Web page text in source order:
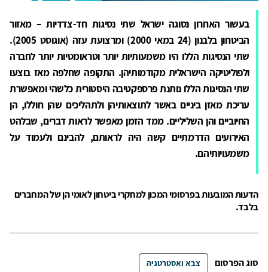
בעשור האחרון נסוגה ישראל שתי נסיגות חד-צדדיות – מאזור
הביטחון בלבנון (24 במאי 2000) ומרצועת עזה (אוגוסט 2005).
שתי הנסיגות הללו היו משמעותיות יותר וטראומטיות יותר לחברה
ולפוליטיקה הישראלית מקודמותיהן. התקופה שחלפה מאז בוצעו
שתי הנסיגות הללו נותנת פרספקטיבה היסטורית כלשהי ומאפשרת
עריכת מאזן ביניים באשר לתוצאותיהן ולתהליכים שהן חוללו, הן
החיוביים והן השליליים. ממד הזמן מאפשר לראות דברים, שבלהט
האירועים הדרמתיים קשה היה לראותם, להבינם ולעמוד על
משמעויותיהם.
הדעות המובעות בפרסומי המכון למחקרי ביטחון לאומי הן של המחברים
בלבד.
סוג הפרסום צבא ואסטרטגיה